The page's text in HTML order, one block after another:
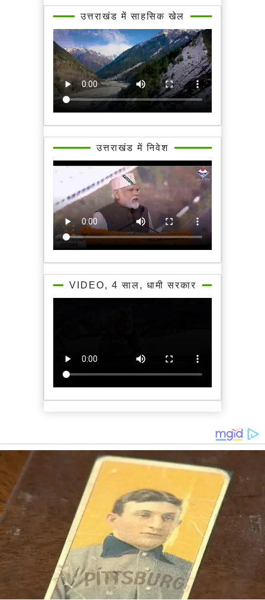
उत्तराखंड में साहसिक खेल
उत्तराखंड में निवेश
VIDEO, 4 साल, धामी सरकार